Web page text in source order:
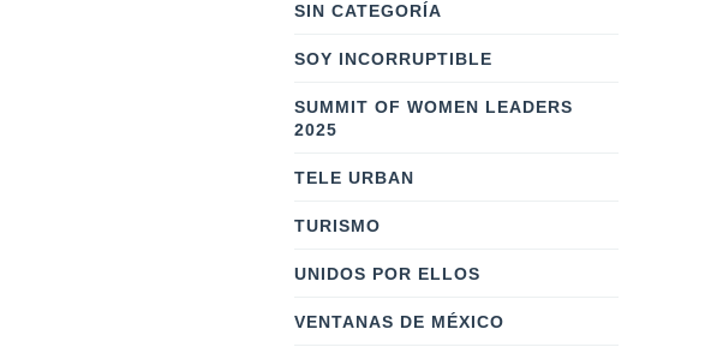
SIN CATEGORÍA
SOY INCORRUPTIBLE
SUMMIT OF WOMEN LEADERS
2025
TELE URBAN
TURISMO
UNIDOS POR ELLOS
VENTANAS DE MÉXICO